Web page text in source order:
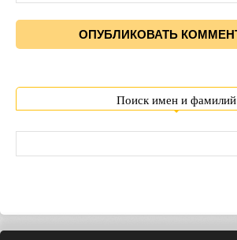
Поиск имен и фамилий